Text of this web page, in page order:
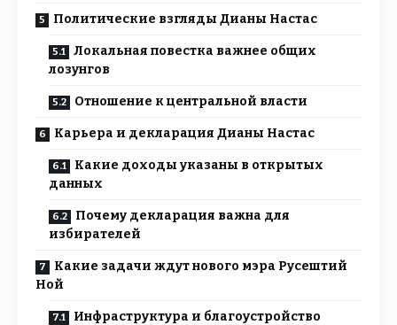
Политические взгляды Дианы Настас
Локальная повестка важнее общих
лозунгов
Отношение к центральной власти
Карьера и декларация Дианы Настас
Какие доходы указаны в открытых
данных
Почему декларация важна для
избирателей
Какие задачи ждут нового мэра Русештий
Ной
Инфраструктура и благоустройство